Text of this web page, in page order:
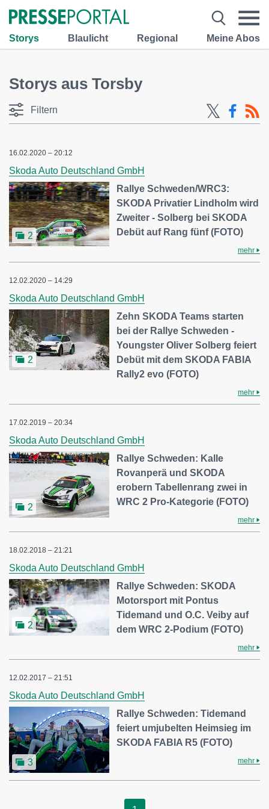
Storys Blaulicht Regional Meine Abos
Storys aus Torsby
Filtern
16.02.2020 – 20:12
Skoda Auto Deutschland GmbH
2
Rallye Schweden/WRC3:
SKODA Privatier Lindholm wird
Zweiter - Solberg bei SKODA
Debüt auf Rang fünf (FOTO)
mehr
12.02.2020 – 14:29
Skoda Auto Deutschland GmbH
2
Zehn SKODA Teams starten
bei der Rallye Schweden -
Youngster Oliver Solberg feiert
Debüt mit dem SKODA FABIA
Rally2 evo (FOTO)
mehr
17.02.2019 – 20:34
Skoda Auto Deutschland GmbH
2
Rallye Schweden: Kalle
Rovanperä und SKODA
erobern Tabellenrang zwei in
WRC 2 Pro-Kategorie (FOTO)
mehr
18.02.2018 – 21:21
Skoda Auto Deutschland GmbH
2
Rallye Schweden: SKODA
Motorsport mit Pontus
Tidemand und O.C. Veiby auf
dem WRC 2-Podium (FOTO)
mehr
12.02.2017 – 21:51
Skoda Auto Deutschland GmbH
3
Rallye Schweden: Tidemand
feiert umjubelten Heimsieg im
SKODA FABIA R5 (FOTO)
mehr